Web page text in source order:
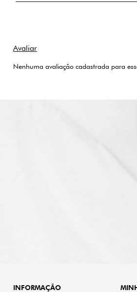
Nenhuma avaliação cadastrada para
INFORMAÇÃO